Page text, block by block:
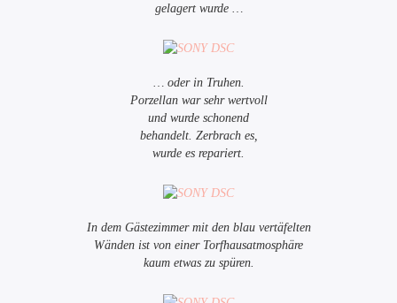
gelagert wurde …
… oder in Truhen.
Porzellan war sehr wertvoll
und wurde schonend
behandelt. Zerbrach es,
wurde es repariert.
In dem Gästezimmer mit den blau vertäfelten
Wänden ist von einer Torfhausatmosphäre
kaum etwas zu spüren.